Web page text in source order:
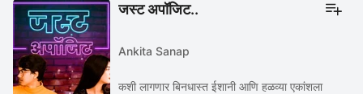
जस्ट अपॉजिट..
Ankita Sanap
कशी लागणार बिनधास्त ईशानी आणि हळव्या एकांशला